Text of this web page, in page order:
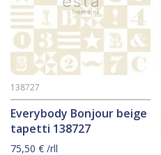
Everybody Bonjour beige
tapetti 138727
138727
75,50 € /rll